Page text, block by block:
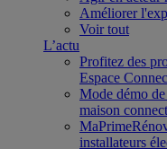
Améliorer
Voir tout
L’actu
Profitez des
Espace
Mode démo
maison
installateurs